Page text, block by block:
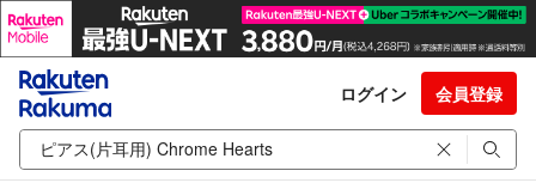
ログイン 会員登録